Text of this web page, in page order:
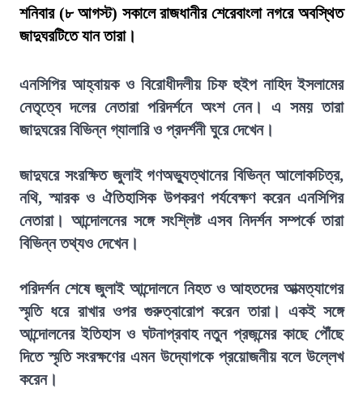
শনিবার (৮ আগস্ট) সকালে রাজধানীর শেরেবাংলা নগরে অবস্থিত
জাদুঘরটিতে যান তারা।
এনসিপির আহ্বায়ক ও বিরোধীদলীয় চিফ হুইপ নাহিদ ইসলামের
নেতৃত্বে দলের নেতারা পরিদর্শনে অংশ নেন। এ সময় তারা
জাদুঘরের বিভিন্ন গ্যালারি ও প্রদর্শনী ঘুরে দেখেন।
জাদুঘরে সংরক্ষিত জুলাই গণঅভ্যুত্থানের বিভিন্ন আলোকচিত্র,
নথি, স্মারক ও ঐতিহাসিক উপকরণ পর্যবেক্ষণ করেন এনসিপির
নেতারা। আন্দোলনের সঙ্গে সংশ্লিষ্ট এসব নিদর্শন সম্পর্কে তারা
বিভিন্ন তথ্যও দেখেন।
পরিদর্শন শেষে জুলাই আন্দোলনে নিহত ও আহতদের আত্মত্যাগের
স্মৃতি ধরে রাখার ওপর গুরুত্বারোপ করেন তারা। একই সঙ্গে
আন্দোলনের ইতিহাস ও ঘটনাপ্রবাহ নতুন প্রজন্মের কাছে পৌঁছে
দিতে স্মৃতি সংরক্ষণের এমন উদ্যোগকে প্রয়োজনীয় বলে উল্লেখ
করেন।